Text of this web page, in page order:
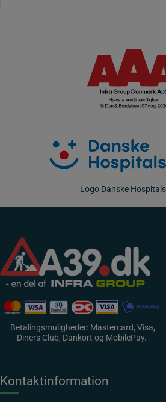
Logo Danske
Betalingsmuligheder: Mastercard, Visa,
Diners Club, Dankort og MobilePay.
Kontaktinformation